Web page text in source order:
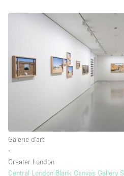
Galerie d'art
∙
Greater London
Central London Blank Canvas Gallery